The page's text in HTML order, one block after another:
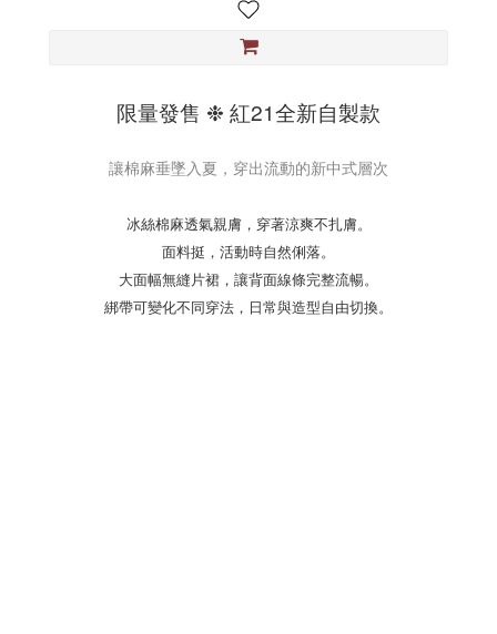
限量發售 ❉ 紅21全新自製款
讓棉麻垂墜入夏，穿出流動的新中式層次
冰絲棉麻透氣親膚，穿著涼爽不扎膚。
面料挺，活動時自然俐落。
大面幅無縫片裙，讓背面線條完整流暢。
綁帶可變化不同穿法，日常與造型自由切換。